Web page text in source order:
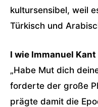
kultursensibel, weil
Türkisch und
I wie Immanuel Kant
„Habe Mut dich
forderte der große
prägte damit die